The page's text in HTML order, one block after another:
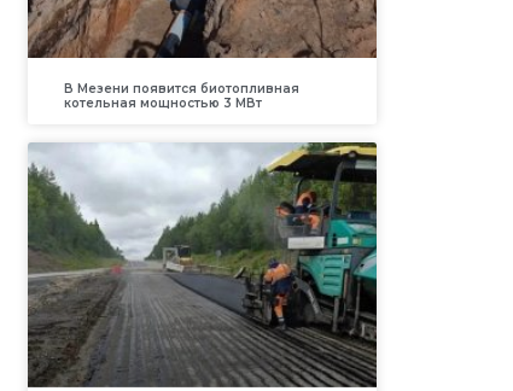
В Мезени появится биотопливная
котельная мощностью 3 МВт